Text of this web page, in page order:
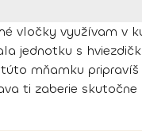
vločky využívam v
jednotku s
mňamku
ti zaberie